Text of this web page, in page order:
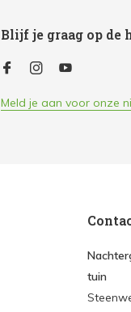
Blijf je graag op de
Meld je aan voor onze
tuin